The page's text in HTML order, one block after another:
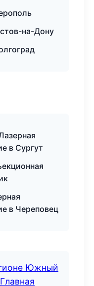
на-Дону
в Сургут
в Череповец
Южный
Главная